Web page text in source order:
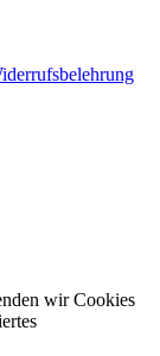
wir Cookies